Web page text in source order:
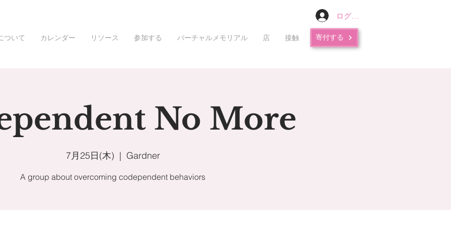
ログイン
ついて カレンダー リソース 参加する バーチャルメモリアル 店 接触 寄付する
No More
7月25日(木)
  |
Gardner
A group about overcoming codependent behaviors